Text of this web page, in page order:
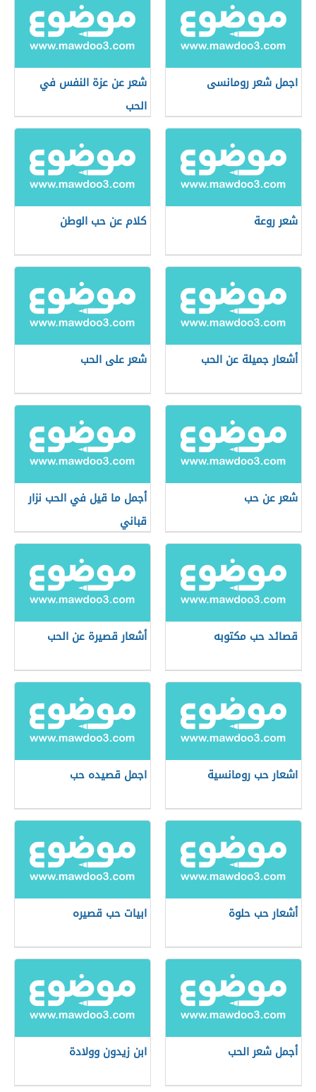
اجمل شعر رومانسى
شعر عن عزة النفس في
الحب
شعر روعة كلام عن حب الوطن
أشعار جميلة عن الحب شعر على الحب
شعر عن حب
أجمل ما قيل في الحب نزار
قباني
قصائد حب مكتوبه أشعار قصيرة عن الحب
اشعار حب رومانسية اجمل قصيده حب
أشعار حب حلوة ابيات حب قصيره
أجمل شعر الحب ابن زيدون وولادة